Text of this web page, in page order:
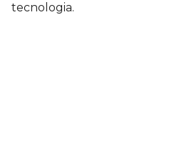
tecnologia.